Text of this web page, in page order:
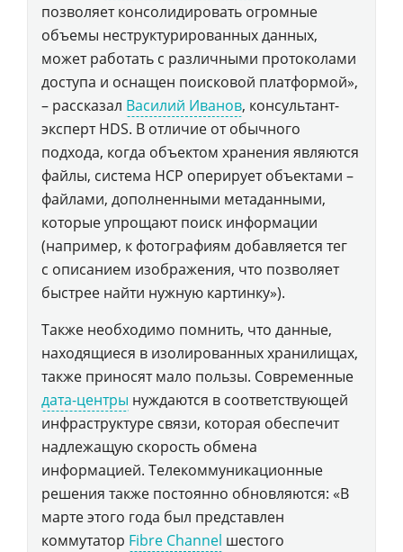
позволяет консолидировать огромные
объемы неструктурированных данных,
может работать с различными протоколами
доступа и оснащен поисковой платформой»,
– рассказал Василий Иванов, консультант-
эксперт HDS. В отличие от обычного
подхода, когда объектом хранения являются
файлы, система HCP оперирует объектами –
файлами, дополненными метаданными,
которые упрощают поиск информации
(например, к фотографиям добавляется тег
с описанием изображения, что позволяет
быстрее найти нужную картинку»).
Также необходимо помнить, что данные,
находящиеся в изолированных хранилищах,
также приносят мало пользы. Современные
дата-центры нуждаются в соответствующей
инфраструктуре связи, которая обеспечит
надлежащую скорость обмена
информацией. Телекоммуникационные
решения также постоянно обновляются: «В
марте этого года был представлен
коммутатор Fibre Channel шестого